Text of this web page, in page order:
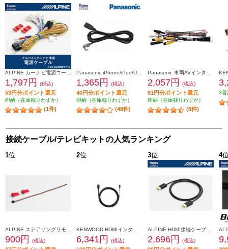
1,797円 (税込)
53円分ポイント還元
即納（在庫残りわずか）
(1件)
1,365円 (税込)
40円分ポイント還元
即納（在庫残りわずか）
(48件)
2,057円 (税込)
61円分ポイント還元
即納（在庫残りわずか）
(6件)
3営
接続ケーブル/テレビキットの人気ランキング
1位
900円 (税込)
2位
6,341円 (税込)
3位
2,696円 (税込)
4